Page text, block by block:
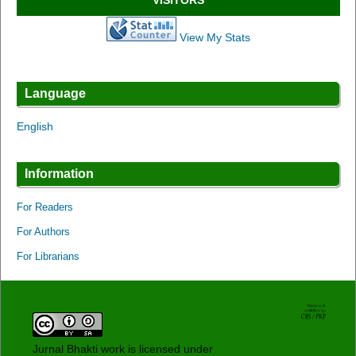
View My Stats
Language
English
Information
For Readers
For Authors
For Librarians
Jurnal Bhakti work is licensed under